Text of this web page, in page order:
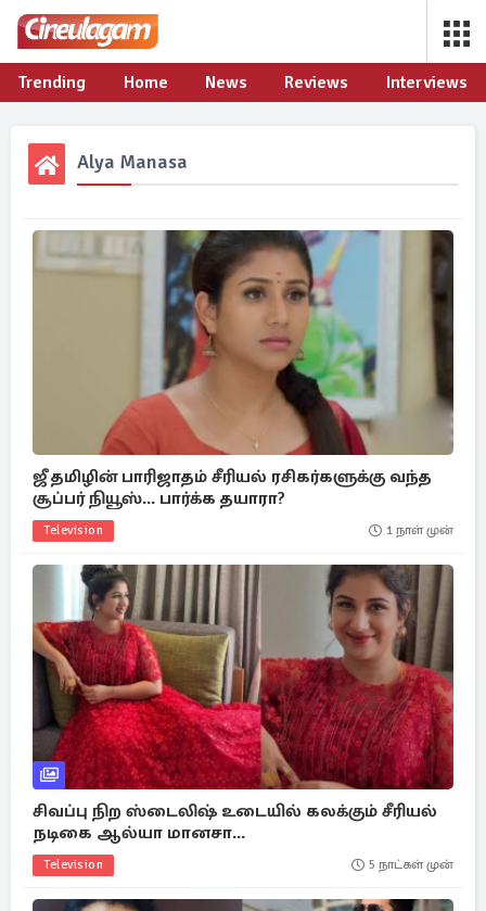
Trending Home News Reviews Interviews
Alya Manasa
ஜீ தமிழின் பாரிஜாதம் சீரியல் ரசிகர்களுக்கு வந்த
சூப்பர் நியூஸ்... பார்க்க தயாரா?
Television 1 நாள் முன்
சிவப்பு நிற ஸ்டைலிஷ் உடையில் கலக்கும் சீரியல்
நடிகை ஆல்யா மானசா...
Television 5 நாட்கள் முன்